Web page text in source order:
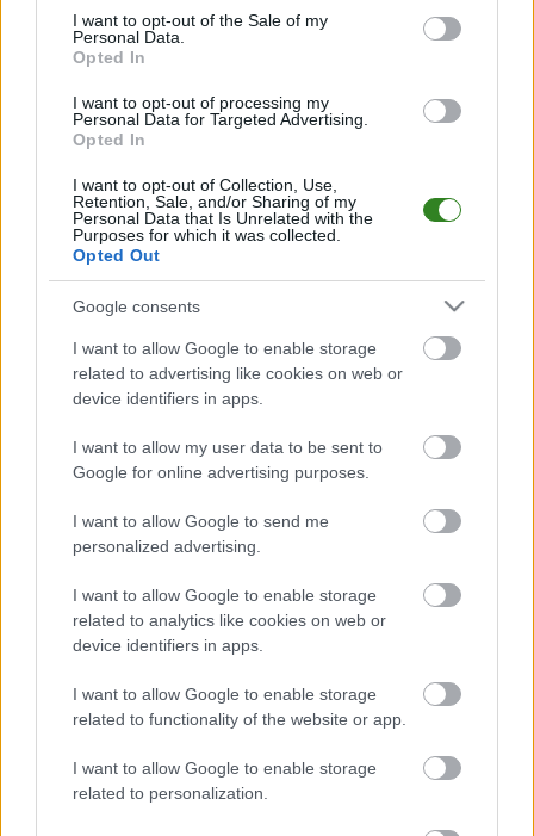
consent section.
I want to opt-out of the Sale of my
Personal Data.
Opted In
I want to opt-out of processing my
Personal Data for Targeted Advertising.
Opted In
I want to opt-out of Collection, Use,
Retention, Sale, and/or Sharing of my
Personal Data that Is Unrelated with the
Purposes for which it was collected.
Opted Out
Google consents
I want to allow Google to enable storage
related to advertising like cookies on web or
device identifiers in apps.
I want to allow my user data to be sent to
Google for online advertising purposes.
I want to allow Google to send me
personalized advertising.
I want to allow Google to enable storage
related to analytics like cookies on web or
device identifiers in apps.
I want to allow Google to enable storage
related to functionality of the website or app.
I want to allow Google to enable storage
related to personalization.
Kamil Witkowski
objął spadkowicza z
3.ligi
KOMENTARZE
Uwaga!
Teraz komentarze są domyślnie ukryte, aby poprawić
komfort korzystania z serwisu. Kliknij przycisk
„Zobacz komentarze”, aby je wyświetlić i dołączyć do
dyskusji.
Zobacz komentarze
NASTĘPNY ARTYKUŁ
2025-07-04 12:42
Patryk Rymanowski nowym piłkarzem
Resovii
Cellfast Wilki Krosno |Texom Stal Rzeszów Stal Mielec
Motor Lublin Stal Rzeszów Stal Stalowa Wola
Sandecja Nowy Sącz|